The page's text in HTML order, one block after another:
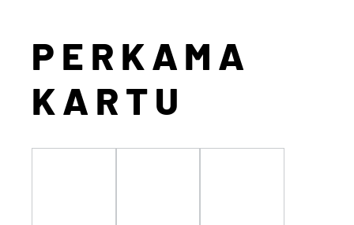
PERKAMA
KARTU